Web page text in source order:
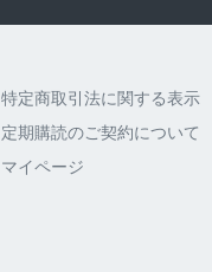
特定商取引法に関する表示
定期購読のご契約について
マイページ